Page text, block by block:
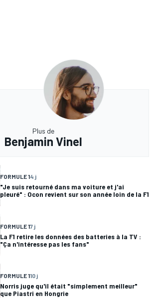
Plus de
Benjamin Vinel
FORMULE 14 j
"Je suis retourné dans ma voiture et j'ai
pleuré" : Ocon revient sur son année loin de la F1
FORMULE 17 j
La F1 retire les données des batteries à la TV :
"Ça n'intéresse pas les fans"
FORMULE 110 j
Norris juge qu'il était "simplement meilleur"
que Piastri en Hongrie